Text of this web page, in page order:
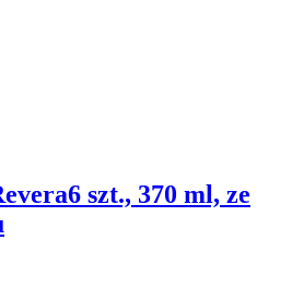
6 szt., 370 ml, ze